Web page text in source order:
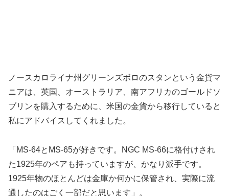
ノースカロライナ州グリーンズボロのスタンという金貨マ
ニアは、英国、オーストラリア、南アフリカのゴールドソ
ブリンを購入するために、米国の金貨から移行していると
私にアドバイスしてくれました。
「MS-64とMS-65が好きです。NGC MS-66に格付けされ
た1925年のペアも持っていますが、かなり派手です。
1925年物のほとんどは金庫か何かに保管され、実際に流
通したのはごく一部だと思います」。